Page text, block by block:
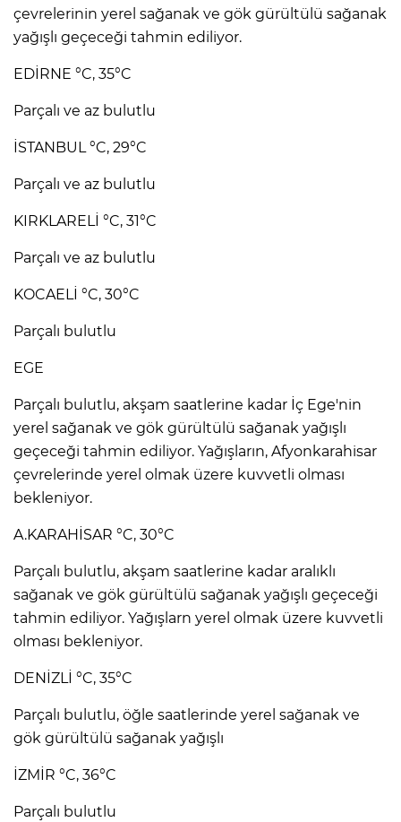
çevrelerinin yerel sağanak ve gök gürültülü sağanak
yağışlı geçeceği tahmin ediliyor.
EDİRNE °C, 35°C
Parçalı ve az bulutlu
İSTANBUL °C, 29°C
Parçalı ve az bulutlu
KIRKLARELİ °C, 31°C
Parçalı ve az bulutlu
KOCAELİ °C, 30°C
Parçalı bulutlu
EGE
Parçalı bulutlu, akşam saatlerine kadar İç Ege'nin
yerel sağanak ve gök gürültülü sağanak yağışlı
geçeceği tahmin ediliyor. Yağışların, Afyonkarahisar
çevrelerinde yerel olmak üzere kuvvetli olması
bekleniyor.
A.KARAHİSAR °C, 30°C
Parçalı bulutlu, akşam saatlerine kadar aralıklı
sağanak ve gök gürültülü sağanak yağışlı geçeceği
tahmin ediliyor. Yağışlarn yerel olmak üzere kuvvetli
olması bekleniyor.
DENİZLİ °C, 35°C
Parçalı bulutlu, öğle saatlerinde yerel sağanak ve
gök gürültülü sağanak yağışlı
İZMİR °C, 36°C
Parçalı bulutlu